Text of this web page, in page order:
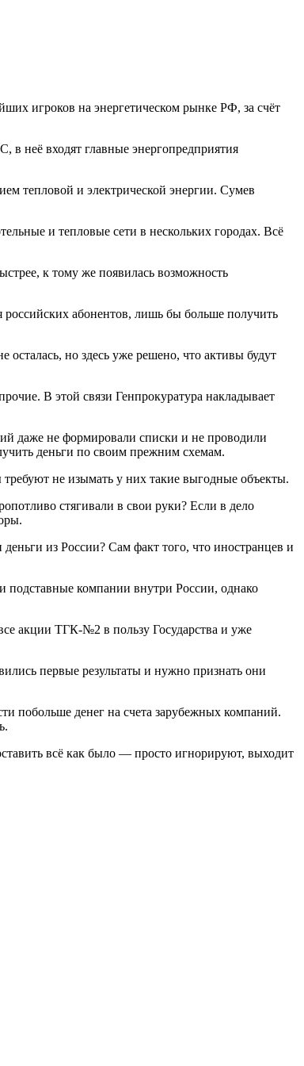
игроков на энергетическом рынке РФ, за счёт
неё входят главные энергопредприятия
тепловой и электрической энергии. Сумев
и тепловые сети в нескольких городах. Всё
к тому же появилась возможность
абонентов, лишь бы больше получить
но здесь уже решено, что активы будут
В этой связи Генпрокуратура накладывает
даже не формировали списки и не проводили
деньги по своим прежним схемам.
не изымать у них такие выгодные объекты.
стягивали в свои руки? Если в дело
из России? Сам факт того, что иностранцев и
подставные компании внутри России, однако
акции ТГК-№2 в пользу Государства и уже
первые результаты и нужно признать они
побольше денег на счета зарубежных компаний.
всё как было — просто игнорируют, выходит